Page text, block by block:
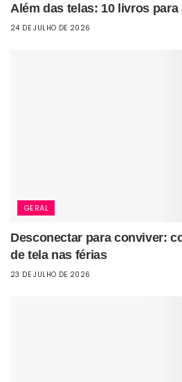
Além das telas: 10 livros para
24 DE JULHO DE 2026
GERAL
Desconectar para conviver:
de tela nas férias
23 DE JULHO DE 2026